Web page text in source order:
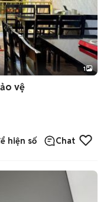
1
bảo vệ
hiện số Chat